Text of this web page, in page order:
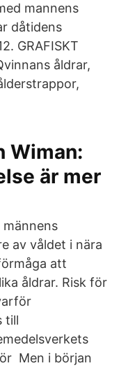
mannens
dåtidens
GRAFISKT
åldrar,
Wiman:
är mer
av våldet i nära
att
åldrar. Risk för
till
Men i början